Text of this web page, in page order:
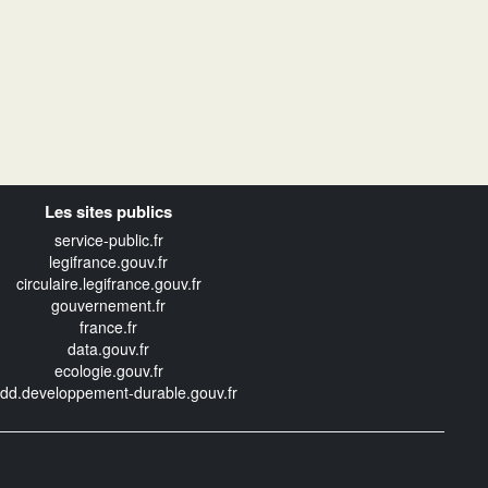
Les sites publics
service-public.fr
legifrance.gouv.fr
circulaire.legifrance.gouv.fr
gouvernement.fr
france.fr
data.gouv.fr
ecologie.gouv.fr
durable.gouv.fr